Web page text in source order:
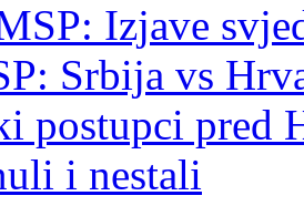
Izjave
Srbija vs
postupci pred
i nestali